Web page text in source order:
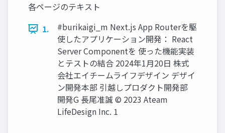
各ページのテキスト
1.
#burikaigi_m Next.js App Routerを駆
使したアプリケーション開発： React
Server Componentを 使った機能実装
とテストの結合 2024年1⽉20⽇ 株式
会社エイチームライフデザイン デザイ
ン開発本部 引越しプロダクト開発部
開発G ⻑尾准誠 © 2023 Ateam
LifeDesign Inc. 1